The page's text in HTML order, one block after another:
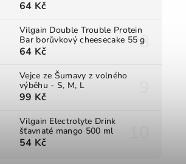
64 Kč
Vilgain Double Trouble Protein
Bar borůvkový cheesecake 55 g
64 Kč
Vejce ze Šumavy z volného
výběhu - S, M, L
99 Kč
Vilgain Electrolyte Drink
šťavnaté mango 500 ml
54 Kč